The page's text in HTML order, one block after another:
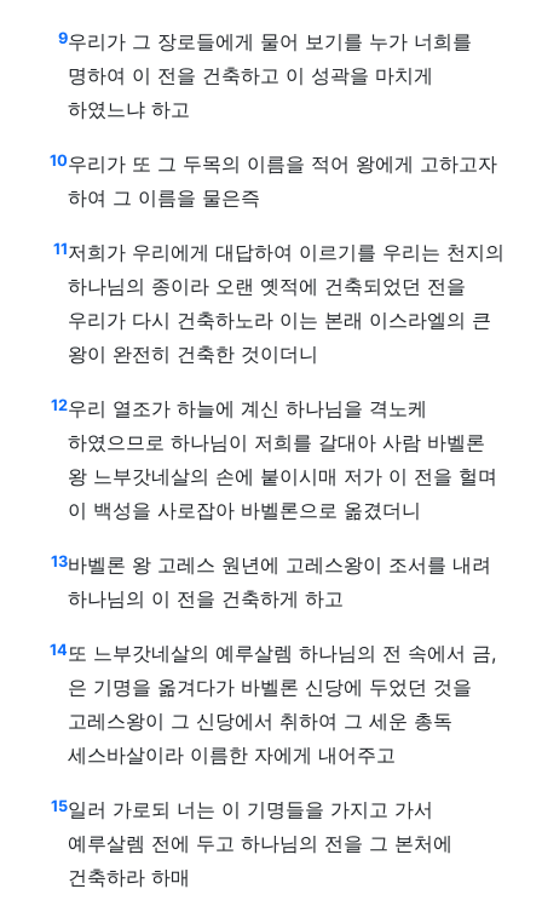
9우리가 그 장로들에게 물어 보기를 누가 너희를
명하여 이 전을 건축하고 이 성곽을 마치게
하였느냐 하고
10우리가 또 그 두목의 이름을 적어 왕에게 고하고자
하여 그 이름을 물은즉
11저희가 우리에게 대답하여 이르기를 우리는 천지의
하나님의 종이라 오랜 옛적에 건축되었던 전을
우리가 다시 건축하노라 이는 본래 이스라엘의 큰
왕이 완전히 건축한 것이더니
12우리 열조가 하늘에 계신 하나님을 격노케
하였으므로 하나님이 저희를 갈대아 사람 바벨론
왕 느부갓네살의 손에 붙이시매 저가 이 전을 헐며
이 백성을 사로잡아 바벨론으로 옮겼더니
13바벨론 왕 고레스 원년에 고레스왕이 조서를 내려
하나님의 이 전을 건축하게 하고
14또 느부갓네살의 예루살렘 하나님의 전 속에서 금,
은 기명을 옮겨다가 바벨론 신당에 두었던 것을
고레스왕이 그 신당에서 취하여 그 세운 총독
세스바살이라 이름한 자에게 내어주고
15일러 가로되 너는 이 기명들을 가지고 가서
예루살렘 전에 두고 하나님의 전을 그 본처에
건축하라 하매